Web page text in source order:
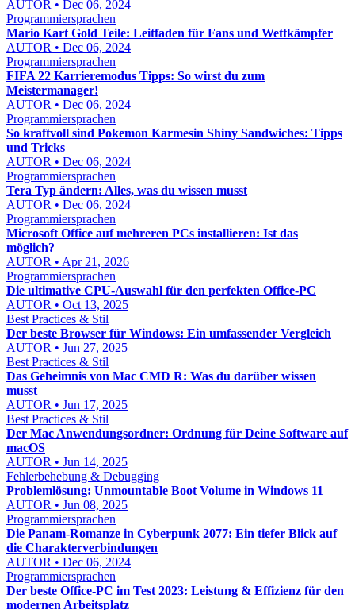
AUTOR • Dec 06, 2024
Programmiersprachen
Mario Kart Gold Teile: Leitfaden für Fans und Wettkämpfer
AUTOR • Dec 06, 2024
Programmiersprachen
FIFA 22 Karrieremodus Tipps: So wirst du zum
Meistermanager!
AUTOR • Dec 06, 2024
Programmiersprachen
So kraftvoll sind Pokemon Karmesin Shiny Sandwiches: Tipps
und Tricks
AUTOR • Dec 06, 2024
Programmiersprachen
Tera Typ ändern: Alles, was du wissen musst
AUTOR • Dec 06, 2024
Programmiersprachen
Microsoft Office auf mehreren PCs installieren: Ist das
möglich?
AUTOR • Apr 21, 2026
Programmiersprachen
Die ultimative CPU-Auswahl für den perfekten Office-PC
AUTOR • Oct 13, 2025
Best Practices & Stil
Der beste Browser für Windows: Ein umfassender Vergleich
AUTOR • Jun 27, 2025
Best Practices & Stil
Das Geheimnis von Mac CMD R: Was du darüber wissen
musst
AUTOR • Jun 17, 2025
Best Practices & Stil
Der Mac Anwendungsordner: Ordnung für Deine Software auf
macOS
AUTOR • Jun 14, 2025
Fehlerbehebung & Debugging
Problemlösung: Unmountable Boot Volume in Windows 11
AUTOR • Jun 08, 2025
Programmiersprachen
Die Panam-Romanze in Cyberpunk 2077: Ein tiefer Blick auf
die Charakterverbindungen
AUTOR • Dec 06, 2024
Programmiersprachen
Der beste Office-PC im Test 2023: Leistung & Effizienz für den
modernen Arbeitsplatz